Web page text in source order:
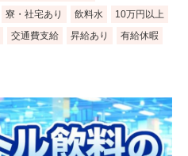
寮・社宅あり 飲料水
10万円以上
交通費支給 昇給あり
有給休暇